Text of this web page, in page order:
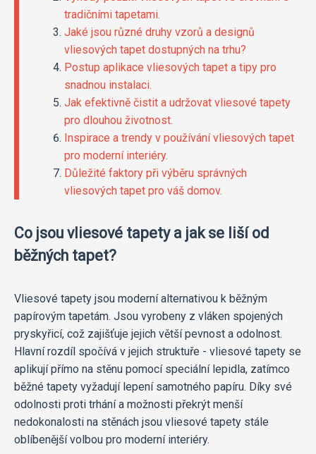
tradičními tapetami.
Jaké jsou různé druhy vzorů a designů
vliesových tapet dostupných na trhu?
Postup aplikace vliesových tapet a tipy pro
snadnou instalaci.
Jak efektivně čistit a udržovat vliesové tapety
pro dlouhou životnost.
Inspirace a trendy v používání vliesových tapet
pro moderní interiéry.
Důležité faktory při výběru správných
vliesových tapet pro váš domov.
Co jsou vliesové tapety a jak se liší od
běžných tapet?
Vliesové tapety jsou moderní alternativou k běžným
papírovým tapetám. Jsou vyrobeny z vláken spojených
pryskyřicí, což zajišťuje jejich větší pevnost a odolnost.
Hlavní rozdíl spočívá v jejich struktuře - vliesové tapety se
aplikují přímo na stěnu pomocí speciální lepidla, zatímco
běžné tapety vyžadují lepení samotného papíru. Díky své
odolnosti proti trhání a možnosti překrýt menší
nedokonalosti na stěnách jsou vliesové tapety stále
oblíbenější volbou pro moderní interiéry.